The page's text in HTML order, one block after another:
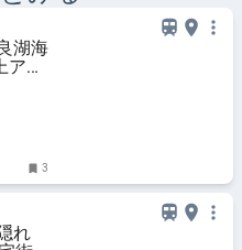
湖海
ス
| 愛
3
れ